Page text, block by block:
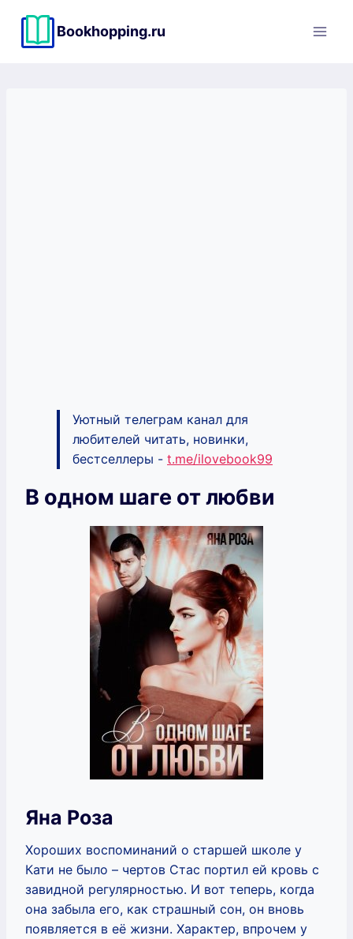
содержимому
Bookhopping.ru
Уютный телеграм канал для
любителей читать, новинки,
бестселлеры - t.me/ilovebook99
В одном шаге от любви
Яна Роза
Хороших воспоминаний о старшей школе у
Кати не было – чертов Стас портил ей кровь с
завидной регулярностью. И вот теперь, когда
она забыла его, как страшный сон, он вновь
появляется в её жизни. Характер, впрочем у